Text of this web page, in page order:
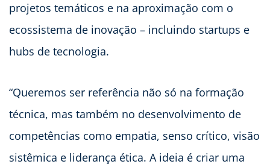
projetos temáticos e na aproximação com o
ecossistema de inovação – incluindo startups e
hubs de tecnologia.
“Queremos ser referência não só na formação
técnica, mas também no desenvolvimento de
competências como empatia, senso crítico, visão
sistêmica e liderança ética. A ideia é criar uma